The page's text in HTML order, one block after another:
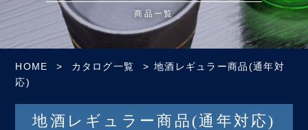
商品一覧
HOME カタログ一覧
地酒レギュラー商品(通年対
応)
地酒レギュラー商品 (通年対応)